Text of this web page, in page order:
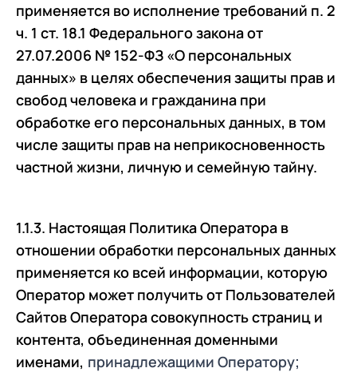
применяется во исполнение требований п. 2
ч. 1 ст. 18.1 Федерального закона от
27.07.2006 № 152-ФЗ «О персональных
данных» в целях обеспечения защиты прав и
свобод человека и гражданина при
обработке его персональных данных, в том
числе защиты прав на неприкосновенность
частной жизни, личную и семейную тайну.
1.1.3. Настоящая Политика Оператора в
отношении обработки персональных данных
применяется ко всей информации, которую
Оператор может получить от Пользователей
Сайтов Оператора совокупность страниц и
контента, объединенная доменными
именами, принадлежащими Оператору;